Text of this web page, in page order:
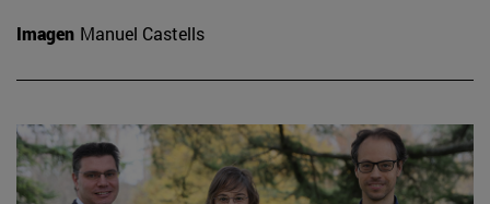
Imagen Manuel Castells